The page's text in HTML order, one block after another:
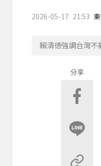
2026-05-17 21:53
賴清德強調台灣
分享